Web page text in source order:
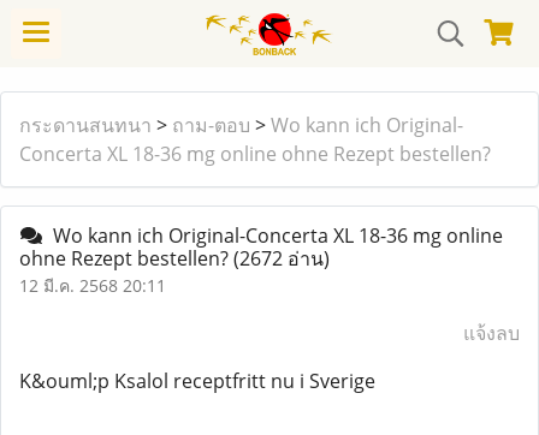
กระดานสนทนา > ถาม-ตอบ >Wo kann ich Original-
Concerta XL 18-36 mg online ohne Rezept bestellen?
Wo kann ich Original-Concerta XL 18-36 mg online
ohne Rezept bestellen?(2672 อ่าน)
12 มี.ค. 2568 20:11
แจ้งลบ
K&ouml;p Ksalol receptfritt nu i Sverige